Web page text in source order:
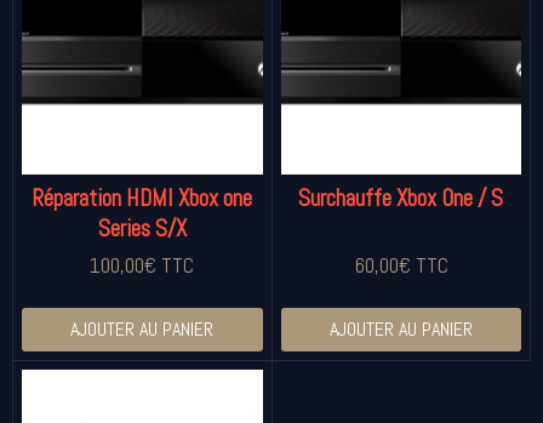
Réparation HDMI Xbox one
Series S/X
100,00€ TTC
AJOUTER AU PANIER
Surchauffe Xbox One / S
60,00€ TTC
AJOUTER AU PANIER